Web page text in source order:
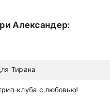
Александер:
клуба с любовью!
Тирана